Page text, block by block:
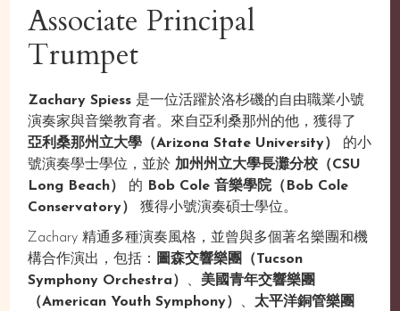
Associate Principal
Trumpet
Zachary Spiess 是一位活躍於洛杉磯的自由職業小號
演奏家與音樂教育者。來自亞利桑那州的他，獲得了
亞利桑那州立大學（Arizona State University）
的小
號演奏學士學位，並於加州州立大學長灘分校（CSU
Long Beach）
的 Bob Cole 音樂學院（Bob Cole
Conservatory）
獲得小號演奏碩士學位。
Zachary 精通多種演奏風格，並曾與多個著名樂團和機
構合作演出，包括：
圖森交響樂團（Tucson
Symphony Orchestra）
、美國青年交響樂團
（American Youth Symphony）
、太平洋銅管樂團